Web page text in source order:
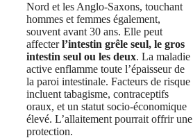
Nord et les Anglo-Saxons, touchant
hommes et femmes également,
souvent avant 30 ans. Elle peut
affecterl’intestin grêle seul, le gros
intestin seul ou les deux. La maladie
active enflamme toute l’épaisseur de
la paroi intestinale. Facteurs de risque
incluent tabagisme, contraceptifs
oraux, et un statut socio-économique
élevé. L’allaitement pourrait offrir une
protection.